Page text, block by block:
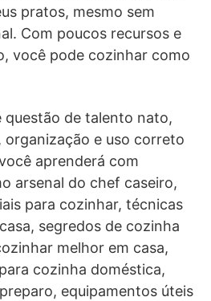
pratos, mesmo sem
Com poucos recursos e
você pode cozinhar como
questão de talento nato,
organização e uso correto
aprenderá com
arsenal do chef caseiro,
para cozinhar, técnicas
segredos de cozinha
melhor em casa,
cozinha doméstica,
equipamentos úteis